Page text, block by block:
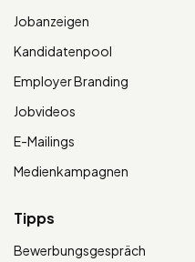
Jobanzeigen
Kandidatenpool
Employer Branding
Jobvideos
E-Mailings
Medienkampagnen
Tipps
Bewerbungsgespräch